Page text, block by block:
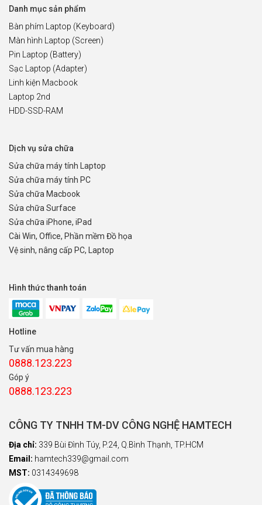
Danh mục sản phẩm
Bàn phím Laptop (Keyboard)
Màn hình Laptop (Screen)
Pin Laptop (Battery)
Sạc Laptop (Adapter)
Linh kiện Macbook
Laptop 2nd
HDD-SSD-RAM
Dịch vụ sửa chữa
Sửa chữa máy tính Laptop
Sửa chữa máy tính PC
Sửa chữa Macbook
Sửa chữa Surface
Sửa chữa iPhone, iPad
Cài Win, Office, Phần mềm Đồ họa
Vệ sinh, nâng cấp PC, Laptop
Hình thức thanh toán
Hotline
Tư vấn mua hàng
0888.123.223
Góp ý
0888.123.223
CÔNG TY TNHH TM-DV CÔNG NGHỆ HAMTECH
Địa chỉ: 339 Bùi Đình Túy, P.24, Q.Bình Thạnh, TP.HCM
Email: hamtech339@gmail.com
MST: 0314349698